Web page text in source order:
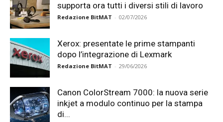
supporta ora tutti i diversi stili di lavoro
Redazione BitMAT - 02/07/2026
Xerox: presentate le prime stampanti
dopo l’integrazione di Lexmark
Redazione BitMAT - 29/06/2026
Canon ColorStream 7000: la nuova serie
inkjet a modulo continuo per la stampa
di...